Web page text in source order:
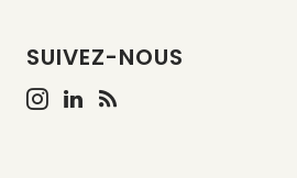
SUIVEZ-NOUS